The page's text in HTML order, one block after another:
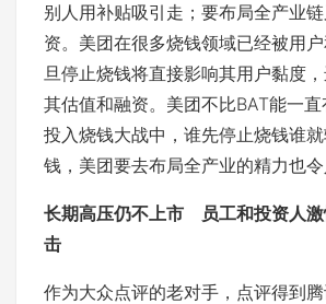
别人用补贴吸引走；要布局全产业
资。美团在很多烧钱领域已经被用
旦停止烧钱将直接影响其用户黏度
其估值和融资。美团不比BAT能一
投入烧钱大战中，谁先停止烧钱谁
钱，美团要去布局全产业的精力也令
长期高压仍不上市 员工和投资人
击
作为大众点评的老对手，点评得到